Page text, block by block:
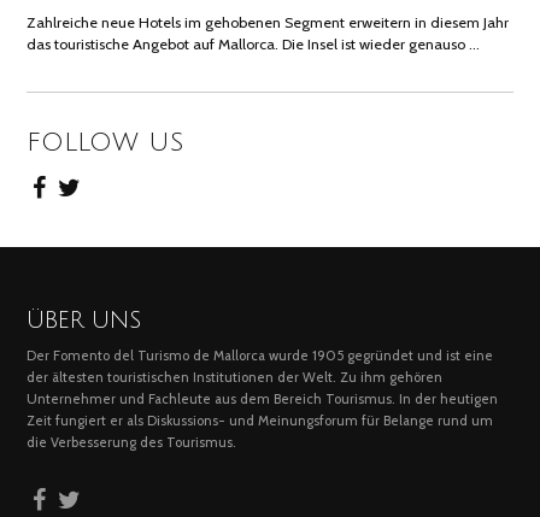
Zahlreiche neue Hotels im gehobenen Segment erweitern in diesem Jahr
das touristische Angebot auf Mallorca. Die Insel ist wieder genauso …
FOLLOW US
ÜBER UNS
Der Fomento del Turismo de Mallorca wurde 1905 gegründet und ist eine
der ältesten touristischen Institutionen der Welt. Zu ihm gehören
Unternehmer und Fachleute aus dem Bereich Tourismus. In der heutigen
Zeit fungiert er als Diskussions- und Meinungsforum für Belange rund um
die Verbesserung des Tourismus.